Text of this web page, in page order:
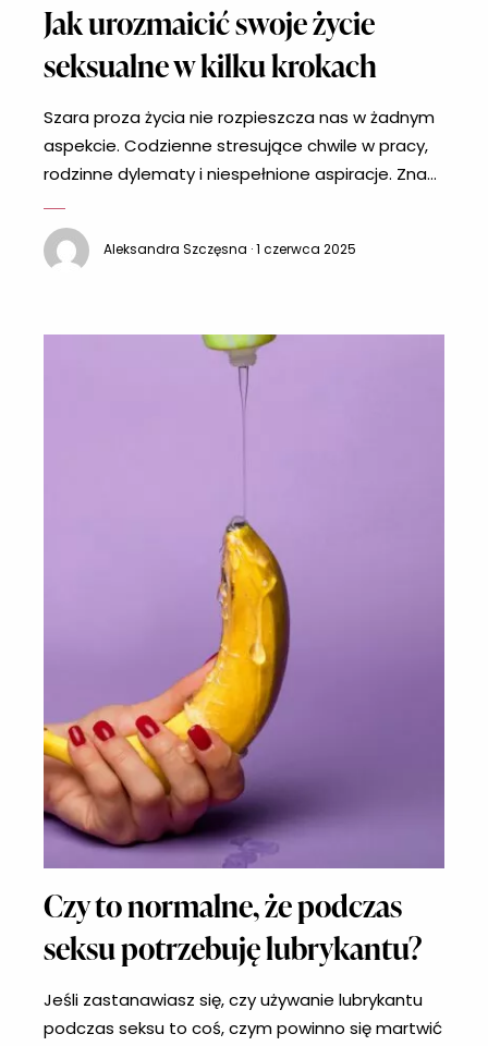
Jak urozmaicić swoje życie
seksualne w kilku krokach
Szara proza życia nie rozpieszcza nas w żadnym
aspekcie. Codzienne stresujące chwile w pracy,
rodzinne dylematy i niespełnione aspiracje. Znasz
może wkraść się nuda. Co zrobić, aby urozmaicić
te erotyczne chwile? Są na szczęście na to
Aleksandra Szczęsna · 1 czerwca 2025
Czy to normalne, że podczas
seksu potrzebuję lubrykantu?
Jeśli zastanawiasz się, czy używanie lubrykantu
podczas seksu to coś, czym powinno się martwić